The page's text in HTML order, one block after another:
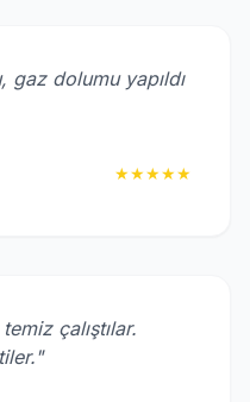
gaz dolumu yapıldı
★★★★★
çalıştılar.